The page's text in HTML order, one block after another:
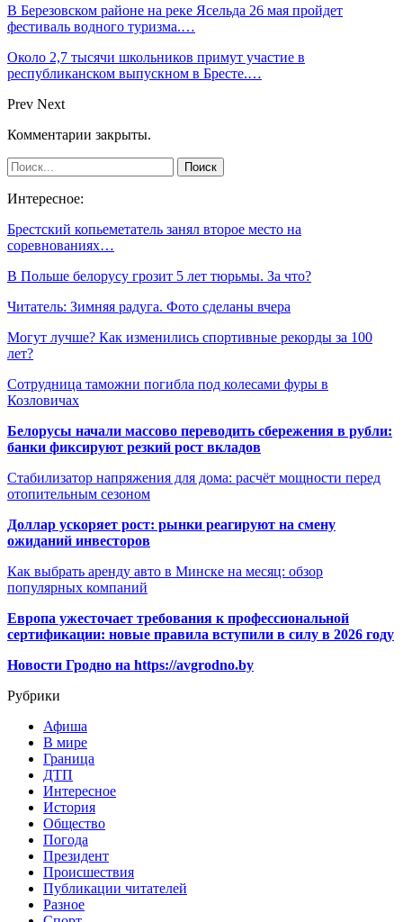
В Березовском районе на реке Ясельда 26 мая пройдет
фестиваль водного туризма.…
Около 2,7 тысячи школьников примут участие в
республиканском выпускном в Бресте.…
Prev Next
Комментарии закрыты.
Интересное:
Брестский копьеметатель занял второе место на
соревнованиях…
В Польше белорусу грозит 5 лет тюрьмы. За что?
Читатель: Зимняя радуга. Фото сделаны вчера
Могут лучше? Как изменились спортивные рекорды за 100
лет?
Сотрудница таможни погибла под колесами фуры в
Козловичах
Белорусы начали массово переводить сбережения в рубли:
банки фиксируют резкий рост вкладов
Стабилизатор напряжения для дома: расчёт мощности перед
отопительным сезоном
Доллар ускоряет рост: рынки реагируют на смену
ожиданий инвесторов
Как выбрать аренду авто в Минске на месяц: обзор
популярных компаний
Европа ужесточает требования к профессиональной
сертификации: новые правила вступили в силу в 2026 году
Новости Гродно на https://avgrodno.by
Рубрики
Афиша
В мире
Граница
ДТП
Интересное
История
Общество
Погода
Президент
Происшествия
Публикации читателей
Разное